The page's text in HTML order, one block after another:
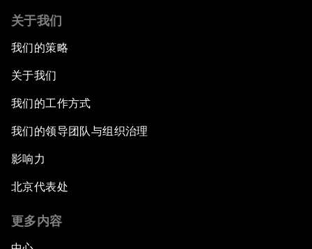
关于我们
我们的策略
关于我们
我们的工作方式
我们的领导团队与组织治理
影响力
北京代表处
更多内容